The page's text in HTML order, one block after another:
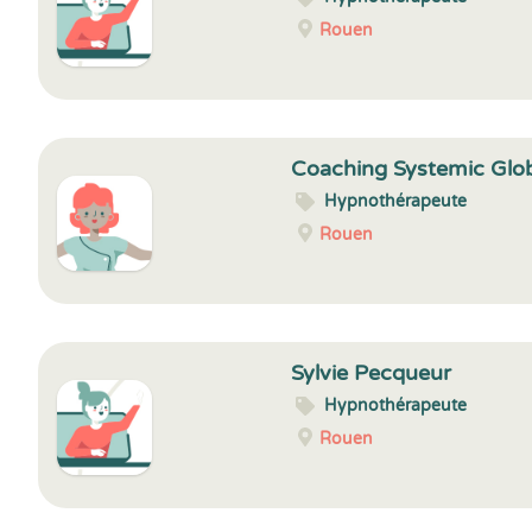
Rouen
Coaching Systemic
Hypnothérapeute
Rouen
Sylvie Pecqueur
Hypnothérapeute
Rouen